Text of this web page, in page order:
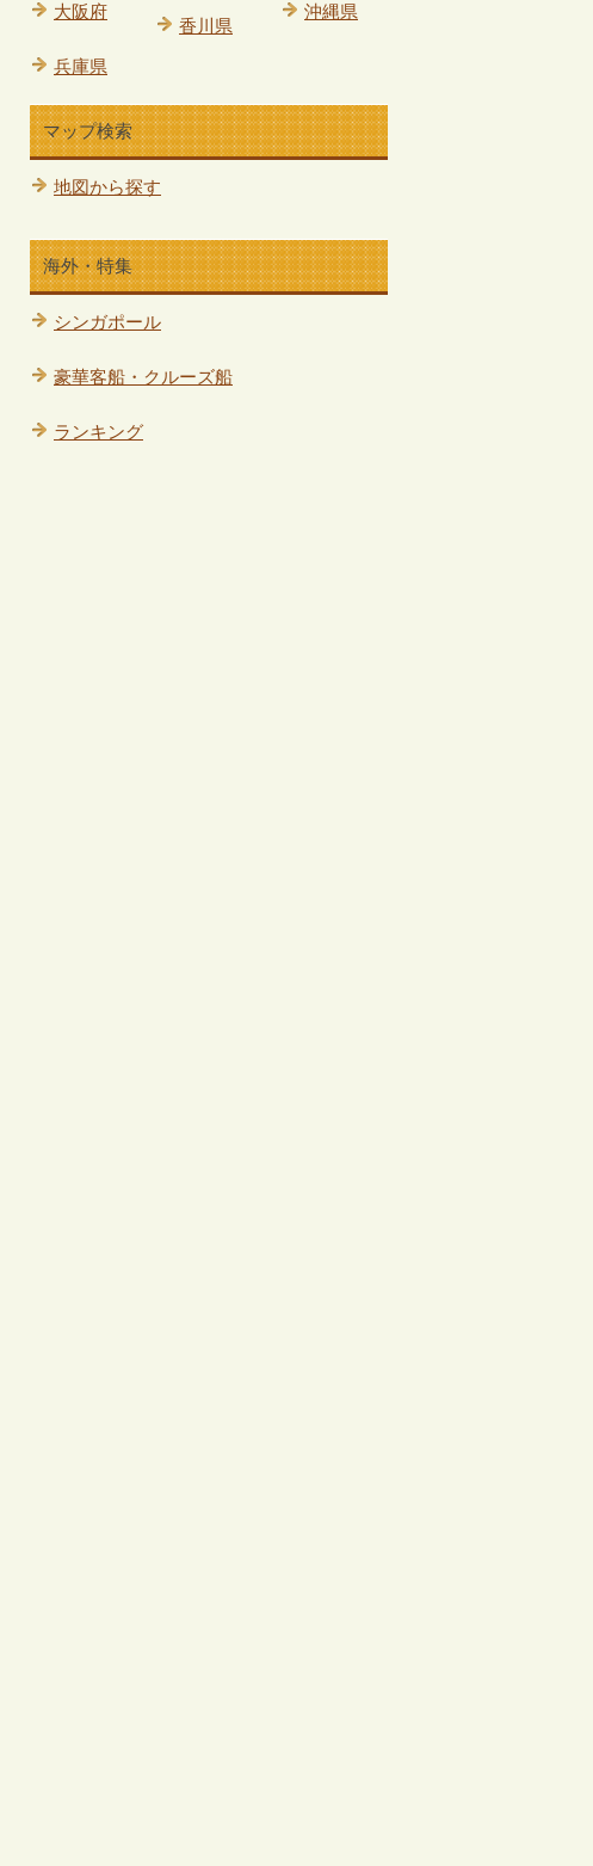
大阪府
兵庫県
香川県
沖縄県
マップ検索
地図から探す
海外・特集
シンガポール
豪華客船・クルーズ船
ランキング